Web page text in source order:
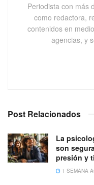
Periodista con más
como redactora,
contenidos en
agencias, y
Post Relacionados
La
son
presión y
1 SEMANA